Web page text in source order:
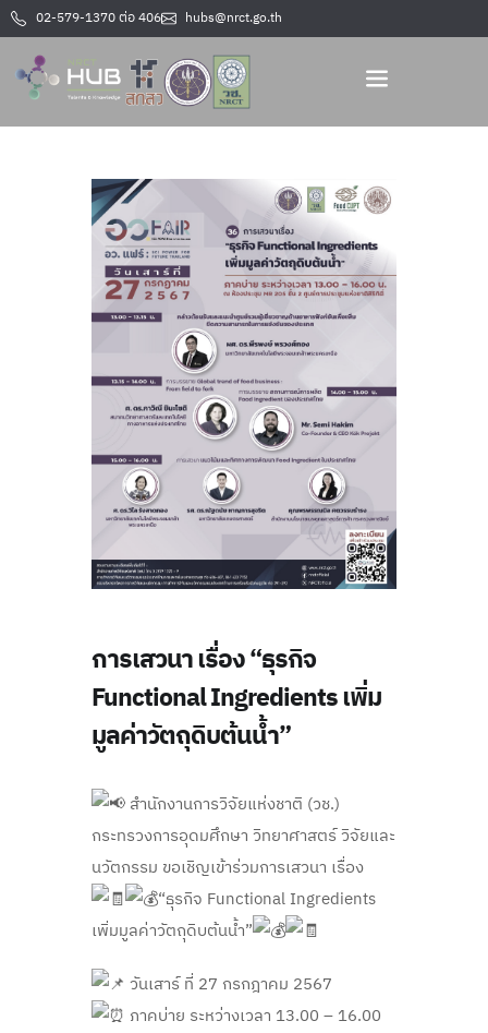
02-579-1370 ต่อ 406 hubs@nrct.go.th
การเสวนา เรื่อง “ธุรกิจ
Functional Ingredients เพิ่ม
มูลค่าวัตถุดิบต้นน้ำ”
สำนักงานการวิจัยแห่งชาติ (วช.)
กระทรวงการอุดมศึกษา วิทยาศาสตร์ วิจัยและ
นวัตกรรม ขอเชิญเข้าร่วมการเสวนา เรื่อง
“ธุรกิจ Functional Ingredients
เพิ่มมูลค่าวัตถุดิบต้นน้ำ”
วันเสาร์ ที่ 27 กรกฎาคม 2567
ภาคบ่าย ระหว่างเวลา 13.00 – 16.00